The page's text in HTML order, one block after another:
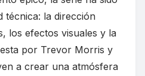
técnica: la dirección
los efectos visuales y la
por Trevor Morris y
a crear una atmósfera